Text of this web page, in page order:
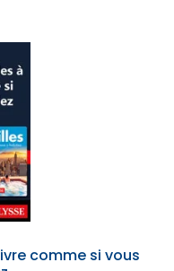
comme si vous